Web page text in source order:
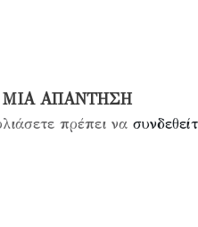
ΑΠΆΝΤΗΣΗ
πρέπει να